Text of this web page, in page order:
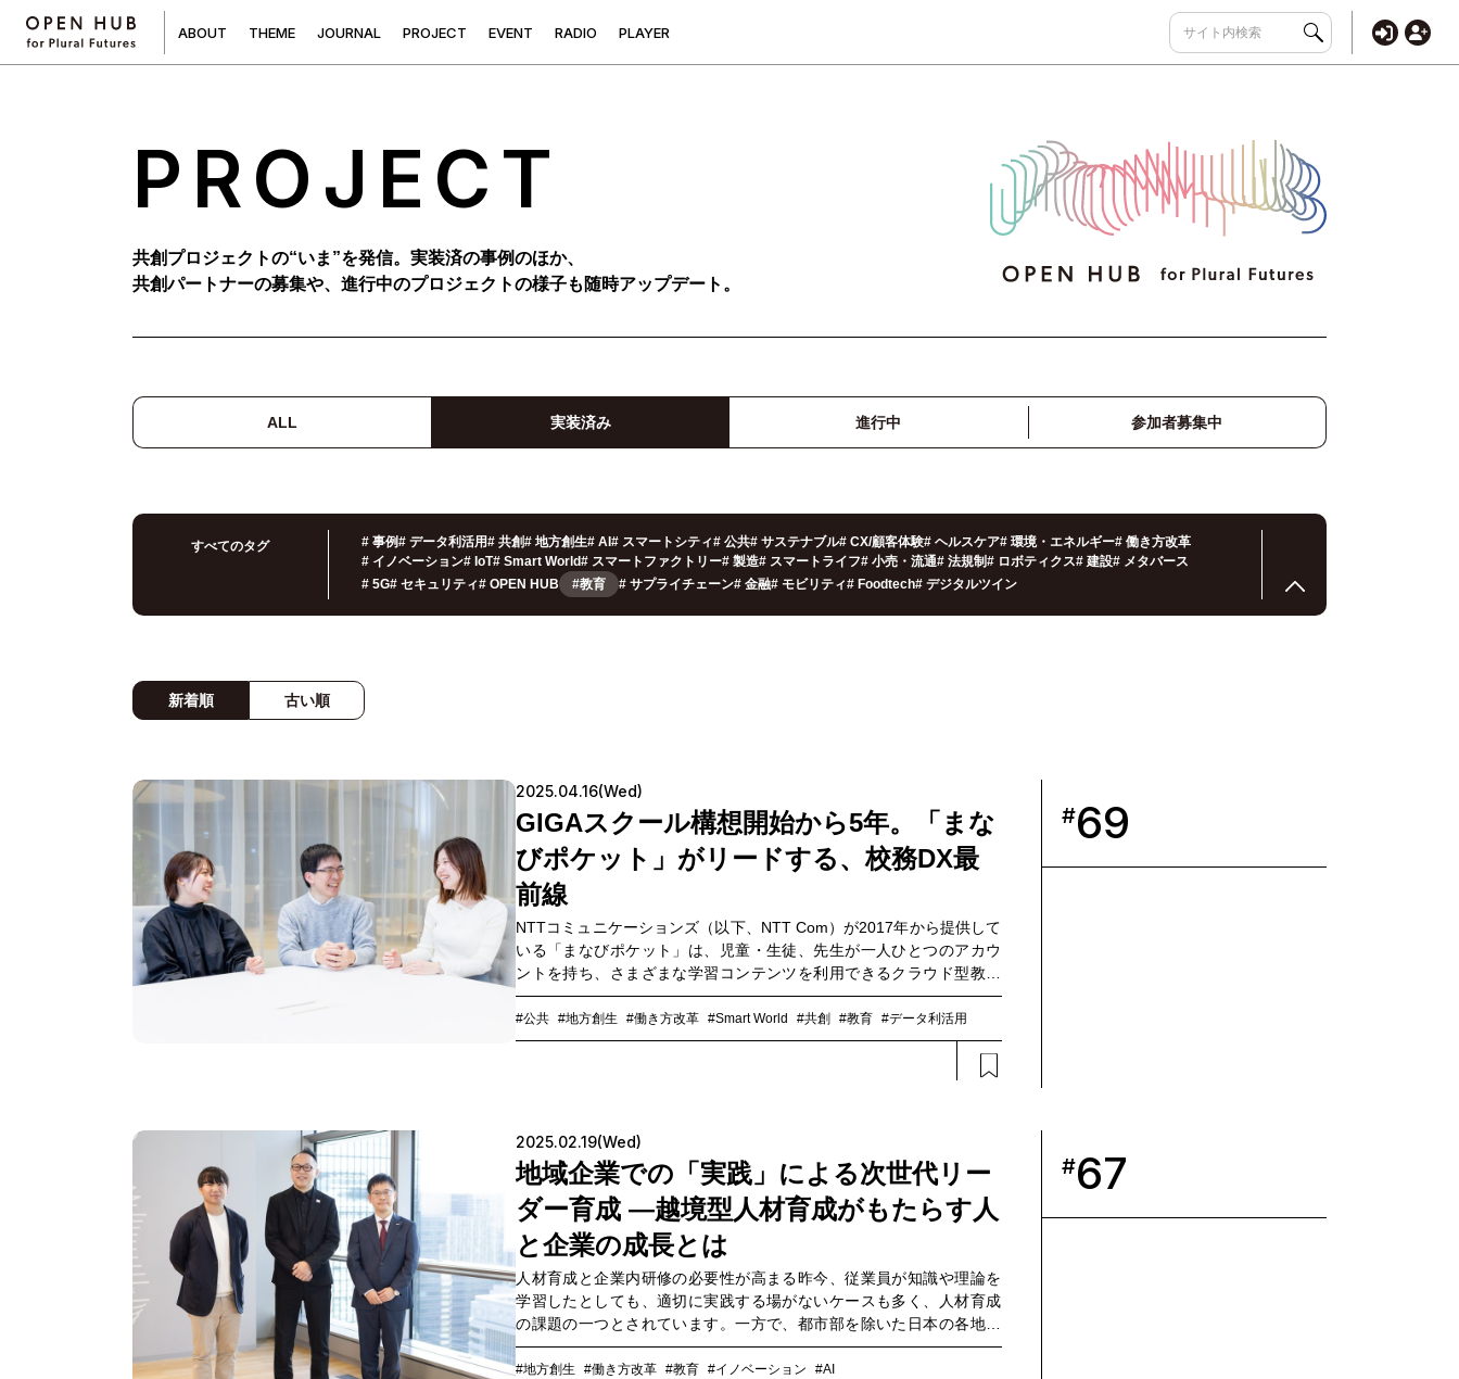
ABOUT THEME JOURNAL PROJECT EVENT RADIO PLAYER
PROJECT
共創プロジェクトの“いま”を発信。実装済の事例のほか、
共創パートナーの募集や、進行中のプロジェクトの様子も随時アップデート。
ALL 実装済み 進行中 参加者募集中
すべてのタグ # 事例# データ利活用# 共創# 地方創生# AI # スマートシティ# 公共# サステナブル# CX/顧客体験# ヘルスケア# 環境・エネルギー# 働き方改革
# イノベーション# IoT# Smart World# スマートファクトリー# 製造# スマートライフ# 小売・流通# 法規制# ロボティクス# 建設# メタバース
# 5G# セキュリティ# OPEN HUB #教育 # サプライチェーン# 金融# モビリティ# Foodtech# デジタルツイン
新着順 古い順
2025.04.16(Wed)
GIGAスクール構想開始から5年。「まな
びポケット」がリードする、校務DX最
前線
NTTコミュニケーションズ（以下、NTT Com）が2017年から提供して
いる「まなびポケット」は、児童・生徒、先生が一人ひとつのアカウ
ントを持ち、さまざまな学習コンテンツを利用できるクラウド型教育
プラットフォームです。2019年より始まった、文部科学省の「GIGAス
クール構想」（学校ICT環境整備化プロジェクト）を実現するサービス
として活用され、全国の15,000校以上の学校、650万人以上の児童・生
「ダッシュボード機能」をリリース。ダッシュボード機能とは、学習
アプリなどから取得する児童・生徒の学習履歴や、校務システムから
取得する出欠情報、保健室情報、成績情報などのクラウド上に蓄積さ
れたデータを統合・可視化することで、先生や教育委員会が児童・生
徒一人ひとりの状況をより深く理解し、適切な指導や支援を行い、デ
ータにもとづいた政策判断や効果測定を可能にするサービスです。独
自の教育ダッシュボードを構築している先進自治体のケースもあった
ものの、現場でうまく活用されていないとの指摘も聞かれる中、まな
びポケットでは、「本当に教育現場で活用されるダッシュボードと
は？」を重視して今年4月にさらなるアップデートを実施しました。今
回は、このダッシュボード機能の企画を担当したNTT Comスマートエ
#公共 #地方創生 #働き方改革 #Smart World #共創 #教育 #データ利活用
#69
2025.02.19(Wed)
地域企業での「実践」による次世代リー
ダー育成 ―越境型人材育成がもたらす人
と企業の成長とは
人材育成と企業内研修の必要性が高まる昨今、従業員が知識や理論を
学習したとしても、適切に実践する場がないケースも多く、人材育成
の課題の一つとされています。一方で、都市部を除いた日本の各地域
の多くは、人口減少や都市への人材集中による人手不足が深刻な問題
となっています。DXによる省力化・自動化は、問題解決の有力な選択
#地方創生 #働き方改革 #教育 #イノベーション #AI
#67